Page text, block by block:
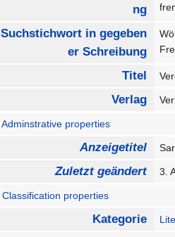
ng
Suchstichwort in gegeben
er Schreibung
Titel
Verlag
Adminstrative properties
Anzeigetitel
Zuletzt geändert 3.
Classification properties
Kategorie